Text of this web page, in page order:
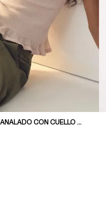
TOP EN PUNTO ACANALADO CON CUELLO CAMISERO